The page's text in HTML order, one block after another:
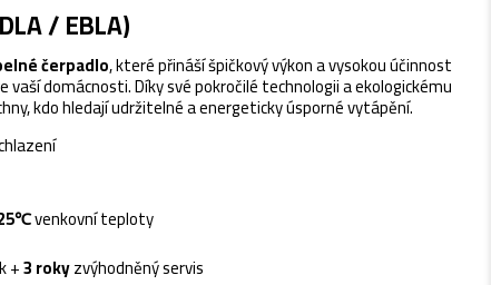
/ EBLA)
čerpadlo, které přináší špičkový výkon a vysokou účinnost
vaší domácnosti. Díky své pokročilé technologii a ekologickému
kdo hledají udržitelné a energeticky úsporné vytápění.
venkovní teploty
+3 rokyzvýhodněný servis